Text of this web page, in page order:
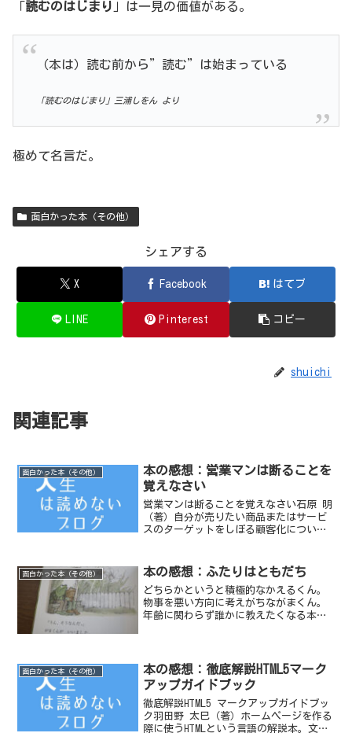
「読むのはじまり 」は一見の価値がある。
（本は）読む前から”読む”は始まっている
「読むのはじまり」三浦しをん より
極めて名言だ。
面白かった本（その他）
シェアする
X Facebook はてブ
LINE Pinterest コピー
shuichi
関連記事
面白かった本（その他）
本の感想：営業マンは断ることを
覚えなさい
営業マンは断ることを覚えなさい石原 明
（著）自分が売りたい商品またはサービ
スのターゲットをしぼる顧客化について
て書かれている部分が一番興味深かっ
た。
面白かった本（その他） 本の感想：ふたりはともだち
どちらかというと積極的なかえるくん。
物事を悪い方向に考えがちながまくん。
年齢に関わらず誰かに教えたくなる本
面白かった本（その他）
本の感想：徹底解説HTML5マーク
アップガイドブック
徹底解説HTML5 マークアップガイドブッ
ク羽田野 太巳（著）ホームページを作る
際に使うHTMLという言語の解説本。文章